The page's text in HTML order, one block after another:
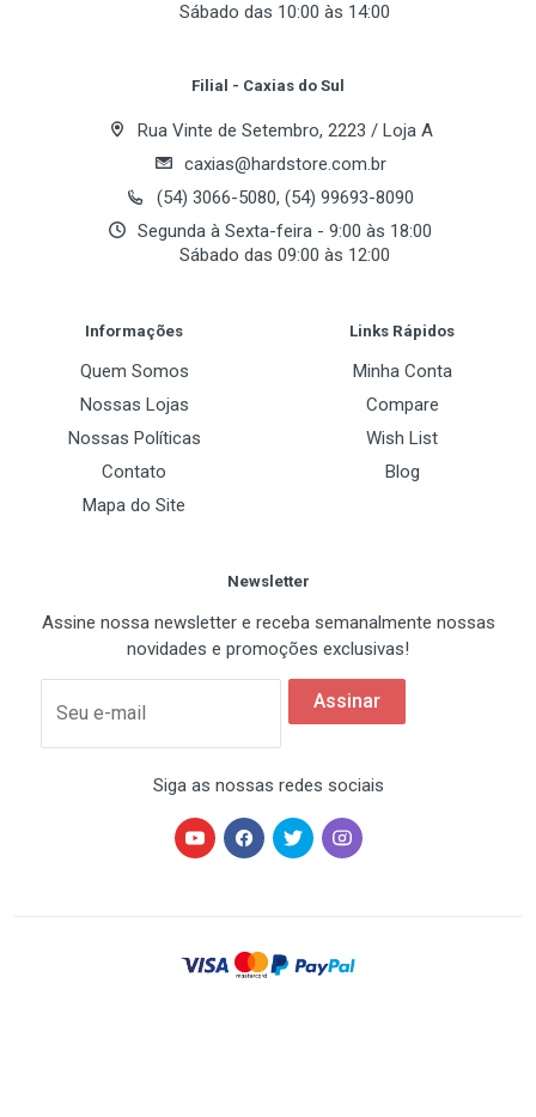
Execute Disable
Sábado das 10:00 às 14:00
Filial - Caxias do Sul
Rua Vinte de Setembro, 2223 / Loja A
caxias@hardstore.com.br
(54) 3066-5080, (54) 99693-8090
Segunda à Sexta-feira - 9:00 às 18:00
Sábado das 09:00 às 12:00
Informações
Quem Somos
Nossas Lojas
Nossas Políticas
Contato
Mapa do Site
Links Rápidos
Minha Conta
Compare
Wish List
Blog
Newsletter
Assine nossa newsletter e receba semanalmente nossas
novidades e promoções exclusivas!
Seu e-mail
Assinar
Siga as nossas redes sociais